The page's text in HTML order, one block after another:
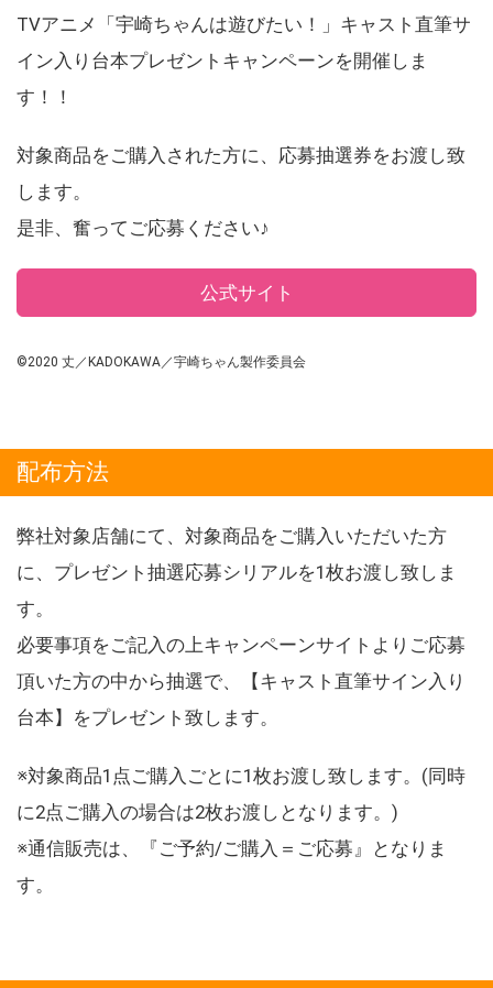
TVアニメ「宇崎ちゃんは遊びたい！」キャスト直筆サ
イン入り台本プレゼントキャンペーンを開催しま
す！！
対象商品をご購入された方に、応募抽選券をお渡し致
します。
是非、奮ってご応募ください♪
公式サイト
©2020 丈／KADOKAWA／宇崎ちゃん製作委員会
配布方法
弊社対象店舗にて、対象商品をご購入いただいた方
に、プレゼント抽選応募シリアルを1枚お渡し致しま
す。
必要事項をご記入の上キャンペーンサイトよりご応募
頂いた方の中から抽選で、【キャスト直筆サイン入り
台本】をプレゼント致します。
※対象商品1点ご購入ごとに1枚お渡し致します。(同時
に2点ご購入の場合は2枚お渡しとなります。)
※通信販売は、『ご予約/ご購入＝ご応募』となりま
す。